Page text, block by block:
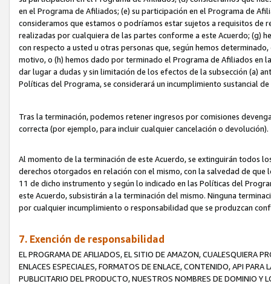
en el Programa de Afiliados; (e) su participación en el Programa de
consideramos que estamos o podríamos estar sujetos a requisitos de
realizadas por cualquiera de las partes conforme a este Acuerdo; (g)
con respecto a usted u otras personas que, según hemos
motivo, o (h) hemos dado por terminado el Programa de Afiliados en
dar lugar a dudas y sin limitación de los efectos de la subsección (a)
Políticas del Programa, se considerará un incumplimiento sustancial
Tras la terminación, podemos retener ingresos por comisiones
correcta (por ejemplo, para incluir cualquier cancelación o devolución).
Al momento de la terminación de este Acuerdo, se extinguirán todos
derechos otorgados en relación con el mismo, con la salvedad de
11 de dicho instrumento y según lo indicado en las Políticas del
este Acuerdo, subsistirán a la terminación del mismo. Ninguna
por cualquier incumplimiento o responsabilidad que se produzcan
7. Exención de responsabilidad
EL PROGRAMA DE AFILIADOS, EL SITIO DE AMAZON, CUALESQUIERA
ENLACES ESPECIALES, FORMATOS DE ENLACE, CONTENIDO, API
PUBLICITARIO DEL PRODUCTO, NUESTROS NOMBRES DE DOMINIO Y